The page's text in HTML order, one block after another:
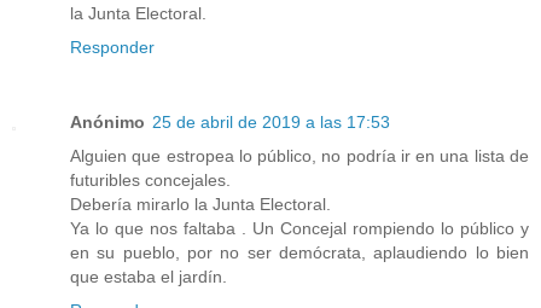
la Junta Electoral.
Responder
Anónimo 25 de abril de 2019 a las 17:53
Alguien que estropea lo público, no podría ir en una lista de
futuribles concejales.
Debería mirarlo la Junta Electoral.
Ya lo que nos faltaba . Un Concejal rompiendo lo público y
en su pueblo, por no ser demócrata, aplaudiendo lo bien
que estaba el jardín.